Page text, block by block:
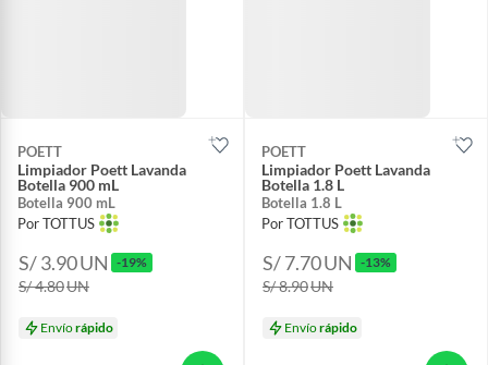
POETT
Limpiador Poett Lavanda
Botella 900 mL
Botella 900 mL
Por TOTTUS
S/ 3.90UN -19%
S/ 4.80UN
Envíorápido
POETT
Limpiador Poett Lavanda
Botella 1.8 L
Botella 1.8 L
Por TOTTUS
S/ 7.70UN -13%
S/ 8.90UN
Envíorápido